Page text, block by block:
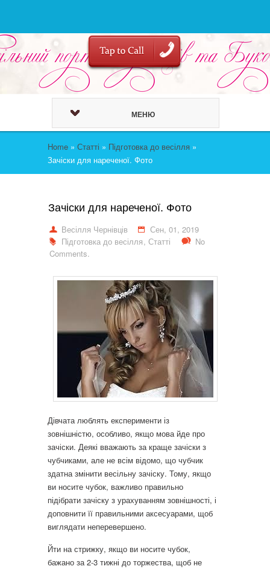
МЕНЮ
Home » Статті » Підготовка до весілля »
Зачіски для нареченої. Фото
Зачіски для нареченої. Фото
Весілля Чернівців
Сен, 01, 2019
Підготовка до весілля, Статті
No
Comments.
Дівчата люблять експерименти із
зовнішністю, особливо, якщо мова йде про
зачіски. Деякі вважають за краще зачіски з
чубчиками, але не всім відомо, що чубчик
здатна змінити весільну зачіску. Тому, якщо
ви носите чубок, важливо правильно
підібрати зачіску з урахуванням зовнішності, і
доповнити її правильними аксесуарами, щоб
виглядати неперевершено.
Йти на стрижку, якщо ви носите чубок,
бажано за 2-3 тижні до торжества, щоб не